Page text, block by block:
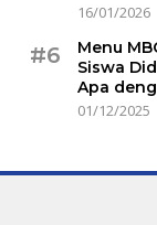
16/01/2026
#6
Menu
Siswa
Apa
01/12/2025